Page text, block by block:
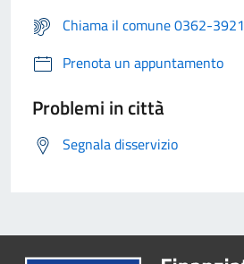
Chiama il comune 0362-3921
Prenota un appuntamento
Problemi in città
Segnala disservizio